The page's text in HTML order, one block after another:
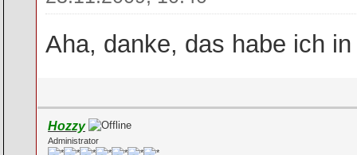
Aha, danke, das habe ich
Hozzy
Administrator